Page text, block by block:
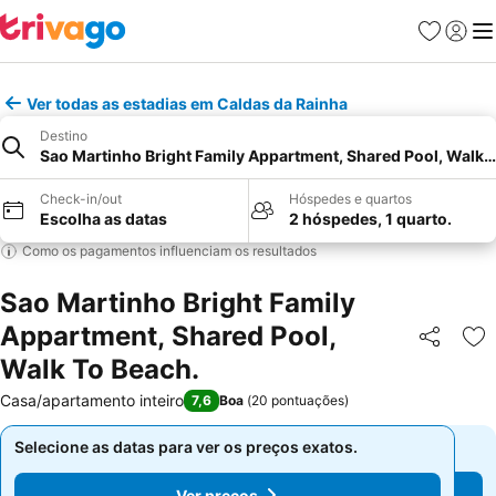
Favoritos
Iniciar
Ver todas as estadias em Caldas da Rainha
Destino
Sao Martinho Bright Family Appartment, Shared Pool, Walk
Check-in/out
Escolha as datas
Hóspedes e quartos
2 hóspedes, 1 quarto.
Como os pagamentos influenciam os resultados
Sao Martinho Bright Family
Appartment, Shared Pool,
Walk To Beach.
Partilhar
Casa/apartamento inteiro 7,6 Boa (20 pontuações)
Selecione as datas para ver os preços exatos.
Selecione as datas para ver os preços exatos.